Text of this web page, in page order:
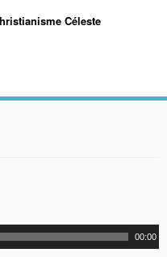
Céleste
00:00